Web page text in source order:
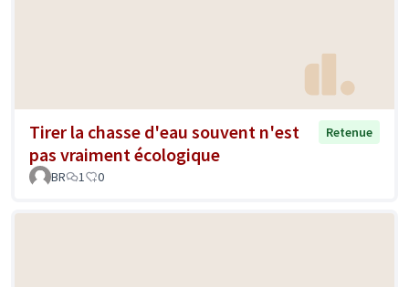
Tirer la chasse d'eau souvent n'est
pas vraiment écologique
Retenue
BR 1 0